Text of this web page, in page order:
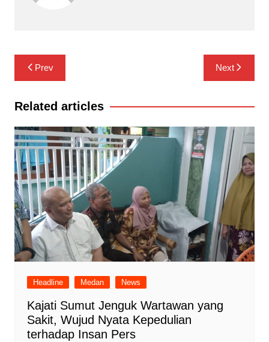
Navigasi
pos
Prev Next
Related articles
Headline Medan News
Kajati Sumut Jenguk Wartawan yang
Sakit, Wujud Nyata Kepedulian
terhadap Insan Pers